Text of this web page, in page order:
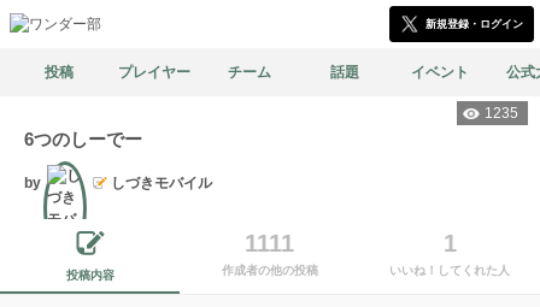
新規登録・ログイン
投稿 プレイヤー チーム 話題 イベント 公式
1235
6つのしーでー
by しづきモバイル
投稿内容
1111
作成者の他の投稿
1
いいね！してくれた人